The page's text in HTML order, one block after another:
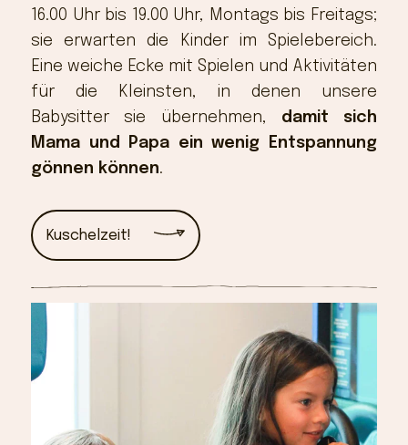
16.00 Uhr bis 19.00 Uhr, Montags bis Freitags;
sie erwarten die Kinder im Spielebereich.
Eine weiche Ecke mit Spielen und Aktivitäten
für die Kleinsten, in denen unsere
Babysitter sie übernehmen, damit sich
Mama und Papa ein wenig Entspannung
gönnen können.
Kuschelzeit!